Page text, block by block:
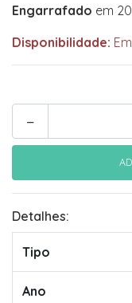
Engarrafado em
Disponibilidade:
-
Detalhes:
Tipo
Ano